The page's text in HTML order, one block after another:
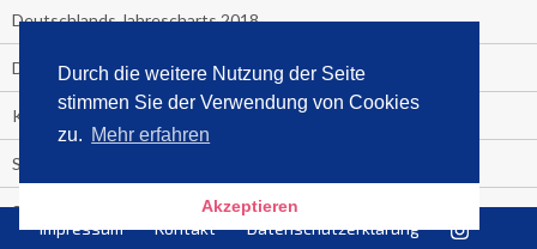
Durch die weitere Nutzung der Seite
stimmen Sie der Verwendung von Cookies
zu. Mehr erfahren
Akzeptieren
Deutschlands Jahrescharts 2018
Die TV-Quotenkönige 2018
KNV und Media Control verlängern vorzeitig Zusammenarbeit
STRENG VERTRAULICH
Streaming verändert TV?
Impressum
Kontakt Datenschutzerklärung